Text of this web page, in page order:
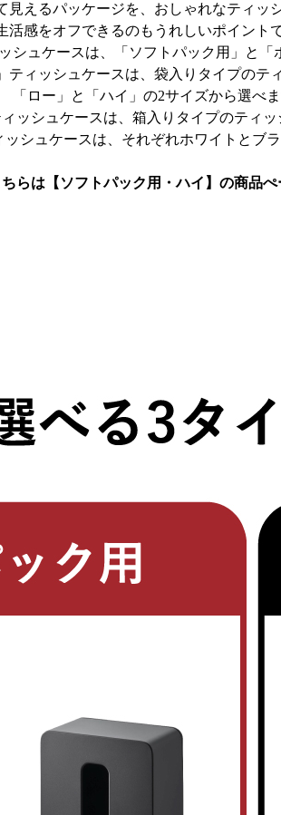
見えるパッケージを、おしゃれなティッ
活感をオフできるのもうれしいポイント
シュケースは、「ソフトパック用」と「
ティッシュケースは、袋入りタイプのテ
「ロー」と「ハイ」の2サイズから選べま
ィッシュケースは、箱入りタイプのティッ
シュケースは、それぞれホワイトとブ
らは【ソフトパック用・ハイ】の商品ぺ